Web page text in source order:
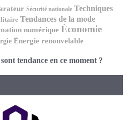
Sécurité nationale Techniques
Tendances de la mode
numérique Économie
Énergie renouvelable
sont tendance en ce moment ?